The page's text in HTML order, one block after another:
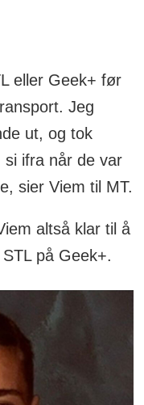
eller Geek+ før
Jeg
ut, og tok
si ifra når de var
sier Viem til MT.
altså klar til å
på Geek+.